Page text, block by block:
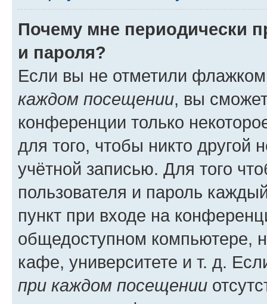
Почему мне периодически
и пароля?
Если вы не отметили
каждом посещении, вы
конференции только
для того, чтобы никто другой
учётной записью. Для того
пользователя и пароль
пункт при входе на
общедоступном компьютере,
кафе, университете и т. д.
при каждом посещении